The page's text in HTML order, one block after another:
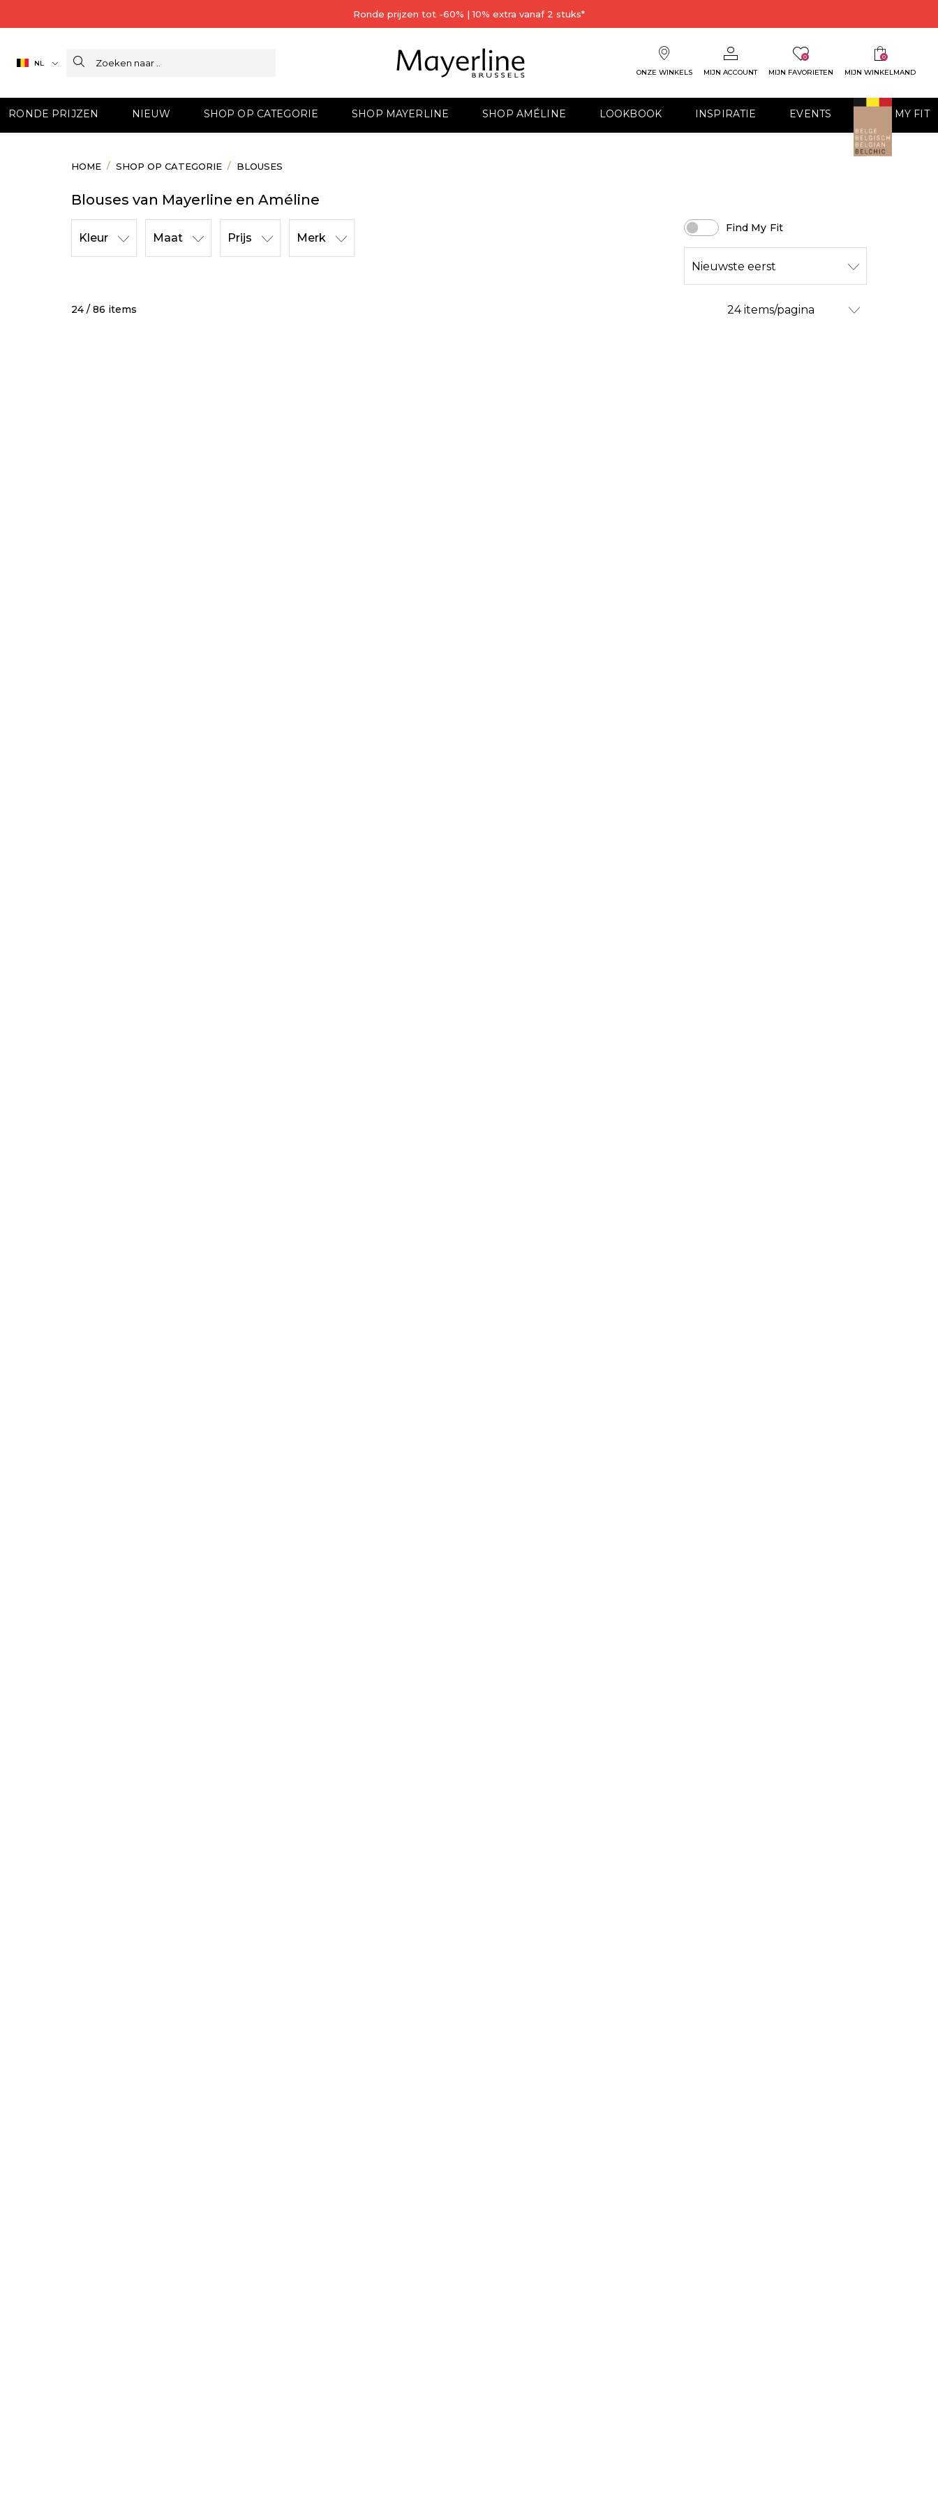
Ronde prijzen tot -60% | 10% extra vanaf 2 stuks*
NL Search
ONZE WINKELS MIJN ACCOUNT
0
MIJN FAVORIETEN
0
MIJN WINKELMAND
RONDE PRIJZEN NIEUW SHOP OP CATEGORIE SHOP MAYERLINE SHOP AMÉLINE LOOKBOOK INSPIRATIE EVENTS FIND MY FIT
HOME SHOP OP CATEGORIE BLOUSES
Blouses van Mayerline en Améline
Kleur Maat Prijs Merk
Find My Fit
24 / 86 items